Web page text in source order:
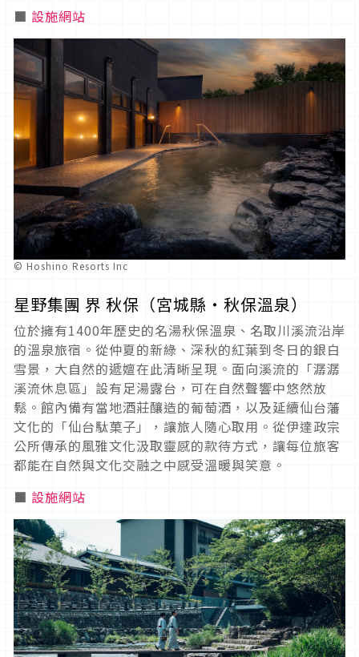
■ 設施網站
© Hoshino Resorts Inc
星野集團 界 秋保（宮城縣・秋保溫泉）
位於擁有1400年歷史的名湯秋保溫泉、名取川溪流沿岸
的溫泉旅宿。從仲夏的新綠、深秋的紅葉到冬日的銀白
雪景，大自然的遞嬗在此清晰呈現。面向溪流的「潺潺
溪流休息區」設有足湯露台，可在自然聲響中悠然放
鬆。館內備有當地酒莊釀造的葡萄酒，以及延續仙台藩
文化的「仙台駄菓子」，讓旅人隨心取用。從伊達政宗
公所傳承的風雅文化汲取靈感的款待方式，讓每位旅客
都能在自然與文化交融之中感受溫暖與笑意。
■ 設施網站